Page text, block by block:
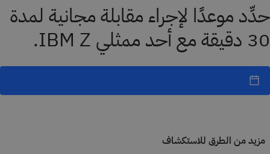
حدِّد موعدًا لإجراء مقابلة مجانية لمدة
30 دقيقة مع أحد ممثلي IBM Z.
مزيد من الطرق للاستكشاف